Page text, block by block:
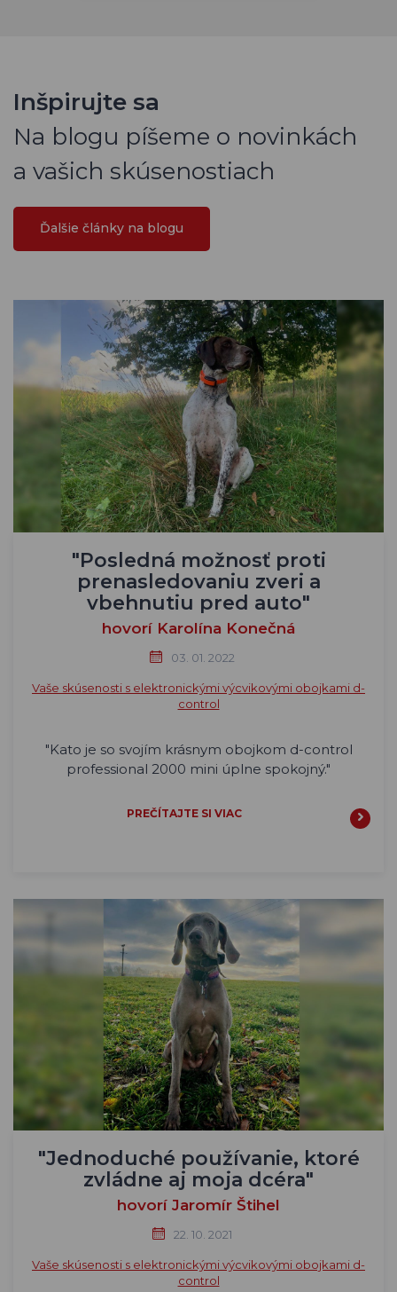
Inšpirujte sa
Na blogu píšeme o novinkách
a vašich skúsenostiach
Ďalšie články na blogu
"Posledná možnosť proti
prenasledovaniu zveri a
vbehnutiu pred auto"
hovorí Karolína Konečná
03. 01. 2022
Vaše skúsenosti s elektronickými výcvikovými obojkami d-
control
"Kato je so svojím krásnym obojkom d-control
professional 2000 mini úplne spokojný."
PREČÍTAJTE SI VIAC
"Jednoduché používanie, ktoré
zvládne aj moja dcéra"
hovorí Jaromír Štihel
22. 10. 2021
Vaše skúsenosti s elektronickými výcvikovými obojkami d-
control